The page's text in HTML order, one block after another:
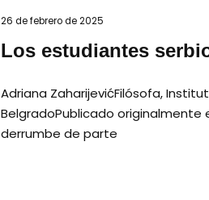
26 de febrero de 2025
Los estudiantes
Adriana ZaharijevićFilósofa,
BelgradoPublicado originalmente
derrumbe de parte